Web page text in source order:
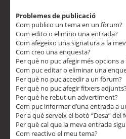
Problemes de publicació
Com publico un tema en un fòrum?
Com edito o elimino una entrada?
Com afegeixo una signatura a la
Com creo una enquesta?
Per què no puc afegir més opcions a
Com puc editar o eliminar una
Per què no puc accedir a un fòrum?
Per què no puc afegir fitxers
Per què he rebut un advertiment?
Com puc informar d’una entrada a
Per a què serveix el botó “Desa”
Per què cal que la meva entrada
Com reactivo el meu tema?